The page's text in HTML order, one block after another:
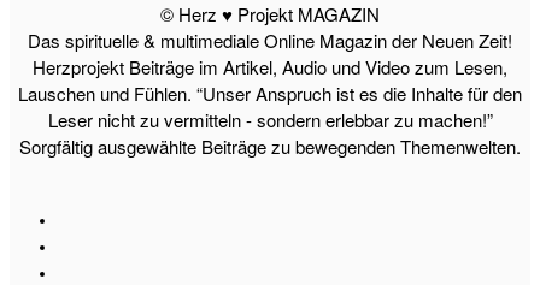
© Herz ♥ Projekt MAGAZIN
Das spirituelle & multimediale Online Magazin der Neuen Zeit!
Herzprojekt Beiträge im Artikel, Audio und Video zum Lesen,
Lauschen und Fühlen. “Unser Anspruch ist es die Inhalte für den
Leser nicht zu vermitteln - sondern erlebbar zu machen!”
Sorgfältig ausgewählte Beiträge zu bewegenden Themenwelten.